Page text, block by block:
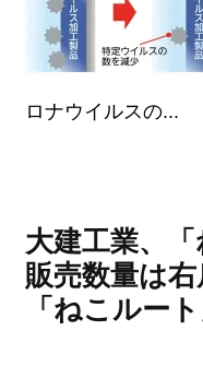
ロナウイルスの...
大建工業、
販売数量は
「ねこルー